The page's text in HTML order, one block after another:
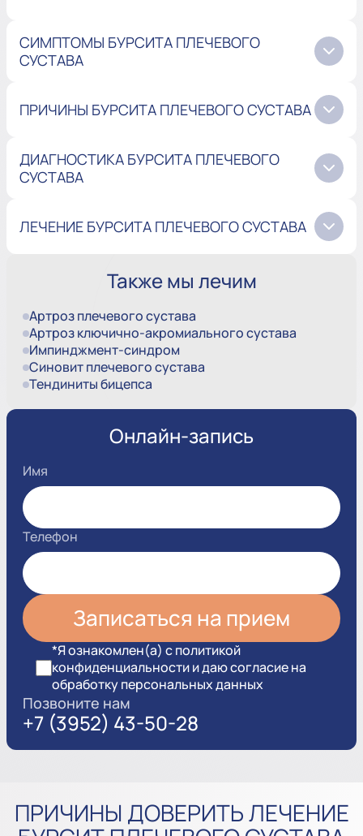
СИМПТОМЫ БУРСИТА ПЛЕЧЕВОГО
СУСТАВА
ПРИЧИНЫ БУРСИТА ПЛЕЧЕВОГО СУСТАВА
ДИАГНОСТИКА БУРСИТА ПЛЕЧЕВОГО
СУСТАВА
ЛЕЧЕНИЕ БУРСИТА ПЛЕЧЕВОГО СУСТАВА
Также мы лечим
Артроз плечевого сустава
Артроз ключично-акромиального сустава
Импинджмент-синдром
Синовит плечевого сустава
Тендиниты бицепса
Онлайн-запись
Имя
Телефон
*Я ознакомлен(а) с политикой
конфиденциальности и даю согласие на
обработку персональных данных
Позвоните нам
+7 (3952) 43-50-28
ПРИЧИНЫ ДОВЕРИТЬ ЛЕЧЕНИЕ